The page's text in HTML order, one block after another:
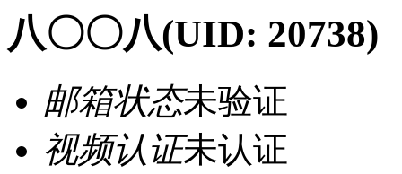
八〇〇八(UID: 20738)
邮箱状态未验证
视频认证未认证